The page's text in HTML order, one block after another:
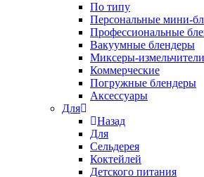
По типу
Персональные мини-
Профессиональные
Вакуумные блендеры
Миксеры-измельчители
Коммерческие
Погружные блендеры
Аксессуары
Для
Назад
Для
Сельдерея
Коктейлей
Детского питания